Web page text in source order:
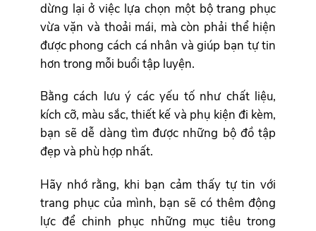
dừng lại ở việc lựa chọn một bộ trang phục
vừa vặn và thoải mái, mà còn phải thể hiện
được phong cách cá nhân và giúp bạn tự tin
hơn trong mỗi buổi tập luyện.
Bằng cách lưu ý các yếu tố như chất liệu,
kích cỡ, màu sắc, thiết kế và phụ kiện đi kèm,
bạn sẽ dễ dàng tìm được những bộ đồ tập
đẹp và phù hợp nhất.
Hãy nhớ rằng, khi bạn cảm thấy tự tin với
trang phục của mình, bạn sẽ có thêm động
lực để chinh phục những mục tiêu trong